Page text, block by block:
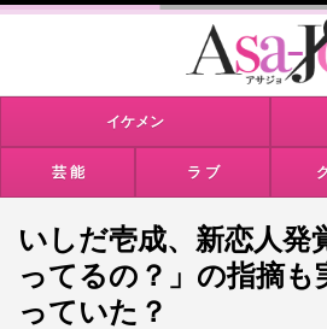
イケメン
芸 能 ラ ブ
いしだ壱成、新恋人発
ってるの？」の指摘も
っていた？